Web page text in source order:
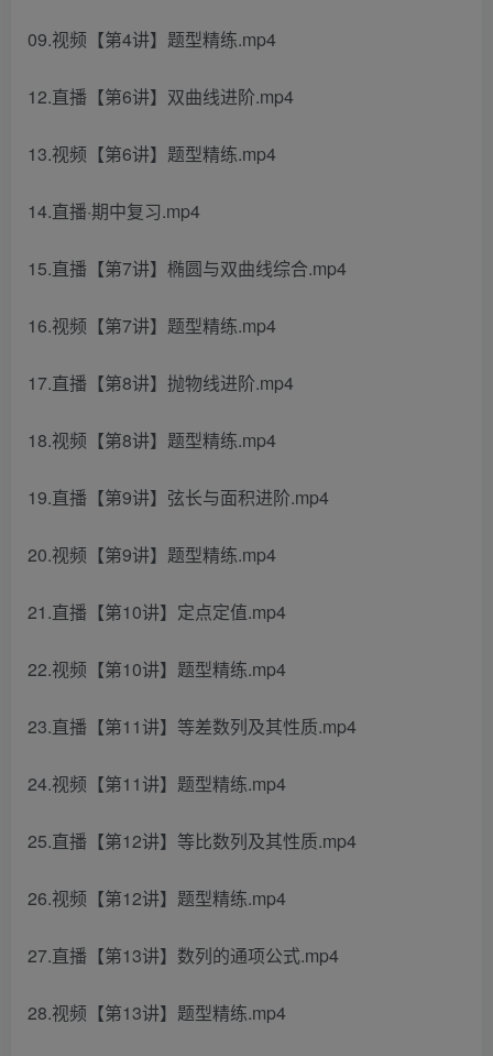
09.视频【第4讲】题型精练.mp4
12.直播【第6讲】双曲线进阶.mp4
13.视频【第6讲】题型精练.mp4
14.直播·期中复习.mp4
15.直播【第7讲】椭圆与双曲线综合.mp4
16.视频【第7讲】题型精练.mp4
17.直播【第8讲】抛物线进阶.mp4
18.视频【第8讲】题型精练.mp4
19.直播【第9讲】弦长与面积进阶.mp4
20.视频【第9讲】题型精练.mp4
21.直播【第10讲】定点定值.mp4
22.视频【第10讲】题型精练.mp4
23.直播【第11讲】等差数列及其性质.mp4
24.视频【第11讲】题型精练.mp4
25.直播【第12讲】等比数列及其性质.mp4
26.视频【第12讲】题型精练.mp4
27.直播【第13讲】数列的通项公式.mp4
28.视频【第13讲】题型精练.mp4